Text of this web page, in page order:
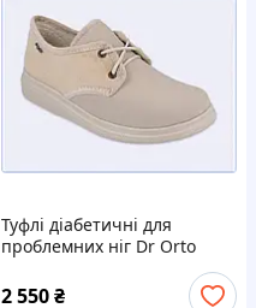
Туфлі діабетичні для
проблемних ніг Dr Orto
87K5402M8
2 550₴